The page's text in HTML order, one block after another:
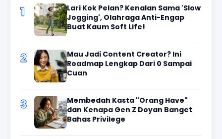
1
Lari Kok Pelan? Kenalan Sama 'Slow
Jogging', Olahraga Anti-Engap
Buat Kaum Soft Life!
2
Mau Jadi Content Creator? Ini
Roadmap Lengkap Dari 0 Sampai
Cuan
3
Membedah Kasta "Orang Have"
dan Kenapa Gen Z Doyan Banget
Bahas Privilege